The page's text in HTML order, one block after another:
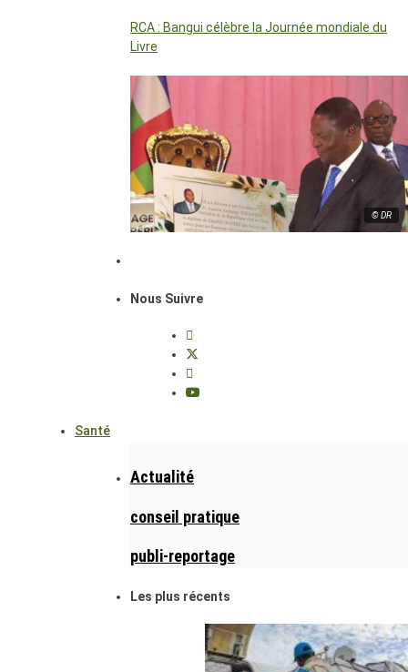
RCA : Bangui célèbre la Journée mondiale du
Livre
© DR
Nous Suivre
Santé
Actualité
conseil pratique
publi-reportage
Les plus récents